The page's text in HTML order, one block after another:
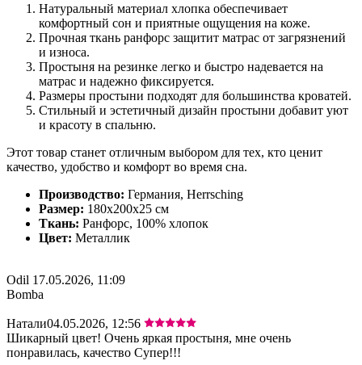
Натуральный материал хлопка обеспечивает
комфортный сон и приятные ощущения на коже.
Прочная ткань ранфорс защитит матрас от загрязнений
и износа.
Простыня на резинке легко и быстро надевается на
матрас и надежно фиксируется.
Размеры простыни подходят для большинства кроватей.
Стильный и эстетичный дизайн простыни добавит уют
и красоту в спальню.
Этот товар станет отличным выбором для тех, кто ценит
качество, удобство и комфорт во время сна.
Производство: Германия, Herrsching
Размер: 180x200x25 cм
Ткань: Ранфорс, 100% хлопок
Цвет: Металлик
Odil 17.05.2026, 11:09
Bomba
Натали04.05.2026, 12:56
Шикарный цвет! Очень яркая простыня, мне очень
понравилась, качество Супер!!!